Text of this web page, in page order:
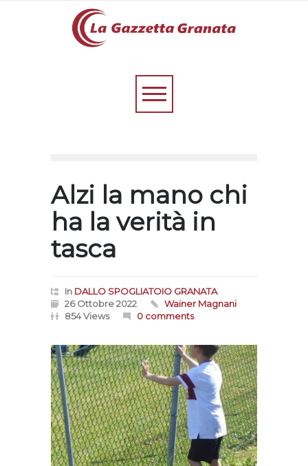
Alzi la mano chi
ha la verità in
tasca
In DALLO SPOGLIATOIO GRANATA
26 Ottobre 2022
Wainer Magnani
854 Views
0 comments